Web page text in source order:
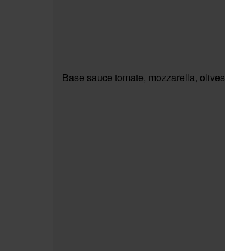
Base sauce tomate, mozzarella, olives